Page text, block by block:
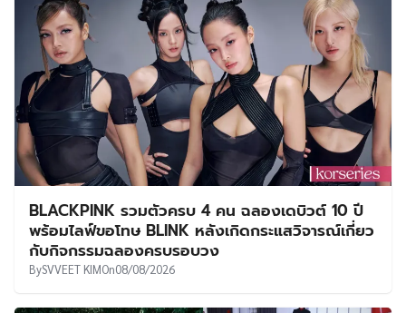
BLACKPINK รวมตัวครบ 4 คน ฉลองเดบิวต์ 10 ปี
พร้อมไลฟ์ขอโทษ BLINK หลังเกิดกระแสวิจารณ์เกี่ยว
กับกิจกรรมฉลองครบรอบวง
BySVVEET KIMOn08/08/2026